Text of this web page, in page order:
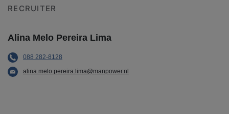
RECRUITER
Alina Melo Pereira Lima
088 282-8128
alina.melo.pereira.lima@manpower.nl